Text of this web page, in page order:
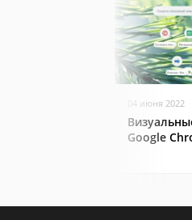
04 июня 2022
Google